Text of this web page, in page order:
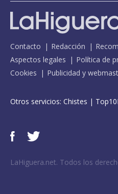
Contacto Redacción
Aspectos legales
Política de
Cookies
Publicidad y
Otros servicios: Chistes |
LaHiguera.net. Todos los